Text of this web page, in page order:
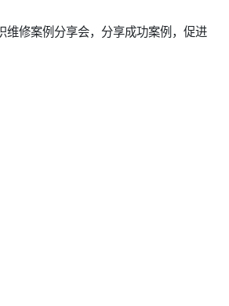
维修案例分享会，分享成功案例，促进